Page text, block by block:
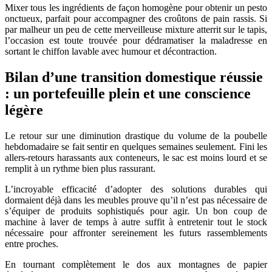
Mixer tous les ingrédients de façon homogène pour obtenir un pesto
onctueux, parfait pour accompagner des croûtons de pain rassis. Si
par malheur un peu de cette merveilleuse mixture atterrit sur le tapis,
l’occasion est toute trouvée pour dédramatiser la maladresse en
sortant le chiffon lavable avec humour et décontraction.
Bilan d’une transition domestique réussie
: un portefeuille plein et une conscience
légère
Le retour sur une diminution drastique du volume de la poubelle
hebdomadaire se fait sentir en quelques semaines seulement. Fini les
allers-retours harassants aux conteneurs, le sac est moins lourd et se
remplit à un rythme bien plus rassurant.
L’incroyable efficacité d’adopter des solutions durables qui
dormaient déjà dans les meubles prouve qu’il n’est pas nécessaire de
s’équiper de produits sophistiqués pour agir. Un bon coup de
machine à laver de temps à autre suffit à entretenir tout le stock
nécessaire pour affronter sereinement les futurs rassemblements
entre proches.
En tournant complètement le dos aux montagnes de papier